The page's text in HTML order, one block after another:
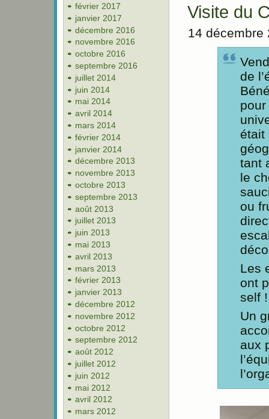
février 2017
janvier 2017
décembre 2016
novembre 2016
octobre 2016
septembre 2016
juillet 2014
juin 2014
mai 2014
avril 2014
mars 2014
février 2014
janvier 2014
décembre 2013
novembre 2013
octobre 2013
septembre 2013
août 2013
juillet 2013
juin 2013
mai 2013
avril 2013
mars 2013
février 2013
janvier 2013
décembre 2012
novembre 2012
octobre 2012
septembre 2012
août 2012
juillet 2012
juin 2012
mai 2012
avril 2012
mars 2012
Visite du
14 décembre
de
était
tant
le
ou
Les
ont
self !
Un
aux